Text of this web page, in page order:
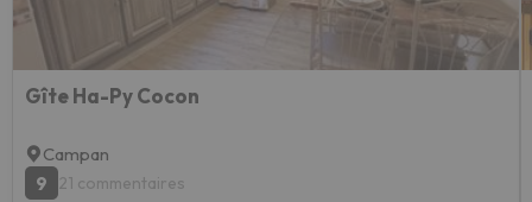
Gîte Ha-Py Cocon
Campan
9
21 commentaires